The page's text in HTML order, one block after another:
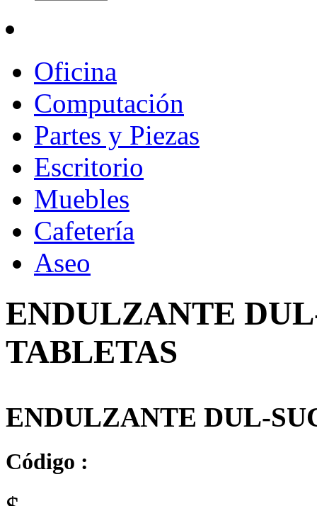
Oficina
Computación
Partes y Piezas
Escritorio
Muebles
Cafetería
Aseo
ENDULZANTE
TABLETAS
ENDULZANTE DUL-
Código :